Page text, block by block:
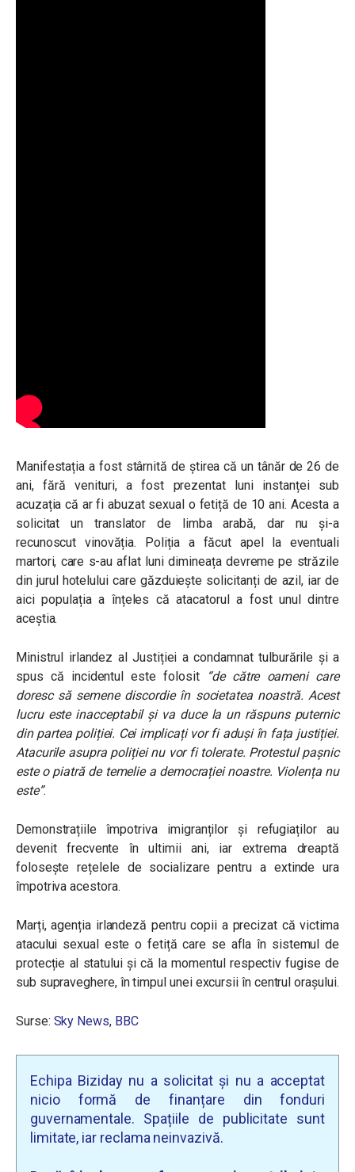
Manifestația a fost stârnită de știrea că un tânăr de 26 de
ani, fără venituri, a fost prezentat luni instanței sub
acuzația că ar fi abuzat sexual o fetiță de 10 ani. Acesta a
solicitat un translator de limba arabă, dar nu și-a
recunoscut vinovăția. Poliția a făcut apel la eventuali
martori, care s-au aflat luni dimineața devreme pe străzile
din jurul hotelului care găzduiește solicitanți de azil, iar de
aici populația a înțeles că atacatorul a fost unul dintre
aceștia.
Ministrul irlandez al Justiției a condamnat tulburările și a
spus că incidentul este folosit
“de către oameni care
doresc să semene discordie în societatea noastră. Acest
lucru este inacceptabil și va duce la un răspuns puternic
din partea poliției. Cei implicați vor fi aduși în fața justiției.
Atacurile asupra poliției nu vor fi tolerate. Protestul pașnic
este o piatră de temelie a democrației noastre. Violența nu
este”.
Demonstrațiile împotriva imigranților și refugiaților au
devenit frecvente în ultimii ani, iar extrema dreaptă
folosește rețelele de socializare pentru a extinde ura
împotriva acestora.
Marți, agenția irlandeză pentru copii a precizat că victima
atacului sexual este o fetiță care se afla în sistemul de
protecție al statului și că la momentul respectiv fugise de
sub supraveghere, în timpul unei excursii în centrul orașului.
Surse: Sky News, BBC
Echipa Biziday nu a solicitat și nu a acceptat
nicio formă de finanțare din fonduri
guvernamentale. Spațiile de publicitate sunt
limitate, iar reclama neinvazivă.